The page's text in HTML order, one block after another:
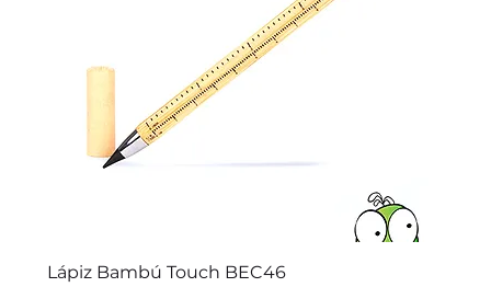
Lápiz Bambú Touch BEC46